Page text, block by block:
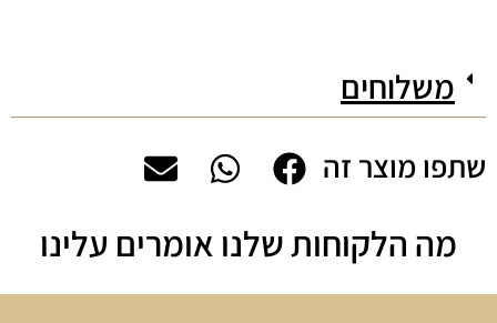
משלוחים
שתפו מוצר זה
מה הלקוחות שלנו אומרים עלינו